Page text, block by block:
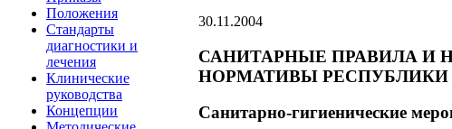
Положения
Стандарты
диагностики и
лечения
Клинические
руководства
Концепции
30.11.2004
САНИТАРНЫЕ ПРАВИЛА И
НОРМАТИВЫ РЕСПУБЛИКИ
Санитарно-гигиенические